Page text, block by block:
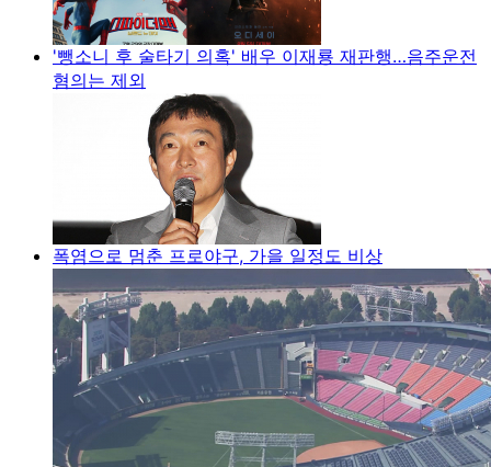
'뺑소니 후 술타기 의혹' 배우 이재룡 재판행…음주운전
혐의는 제외
폭염으로 멈춘 프로야구, 가을 일정도 비상